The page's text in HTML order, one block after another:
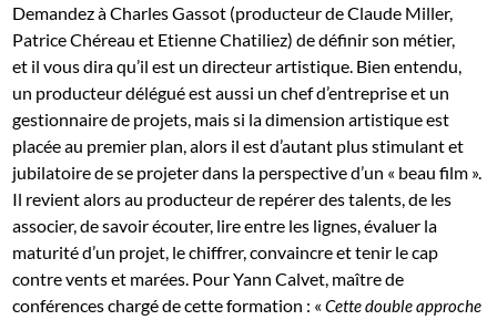
Demandez à Charles Gassot (producteur de Claude Miller,
Patrice Chéreau et Etienne Chatiliez) de définir son métier,
et il vous dira qu’il est un directeur artistique. Bien entendu,
un producteur délégué est aussi un chef d’entreprise et un
gestionnaire de projets, mais si la dimension artistique est
placée au premier plan, alors il est d’autant plus stimulant et
jubilatoire de se projeter dans la perspective d’un « beau film ».
Il revient alors au producteur de repérer des talents, de les
associer, de savoir écouter, lire entre les lignes, évaluer la
maturité d’un projet, le chiffrer, convaincre et tenir le cap
contre vents et marées. Pour Yann Calvet, maître de
conférences chargé de cette formation : «Cette double approche